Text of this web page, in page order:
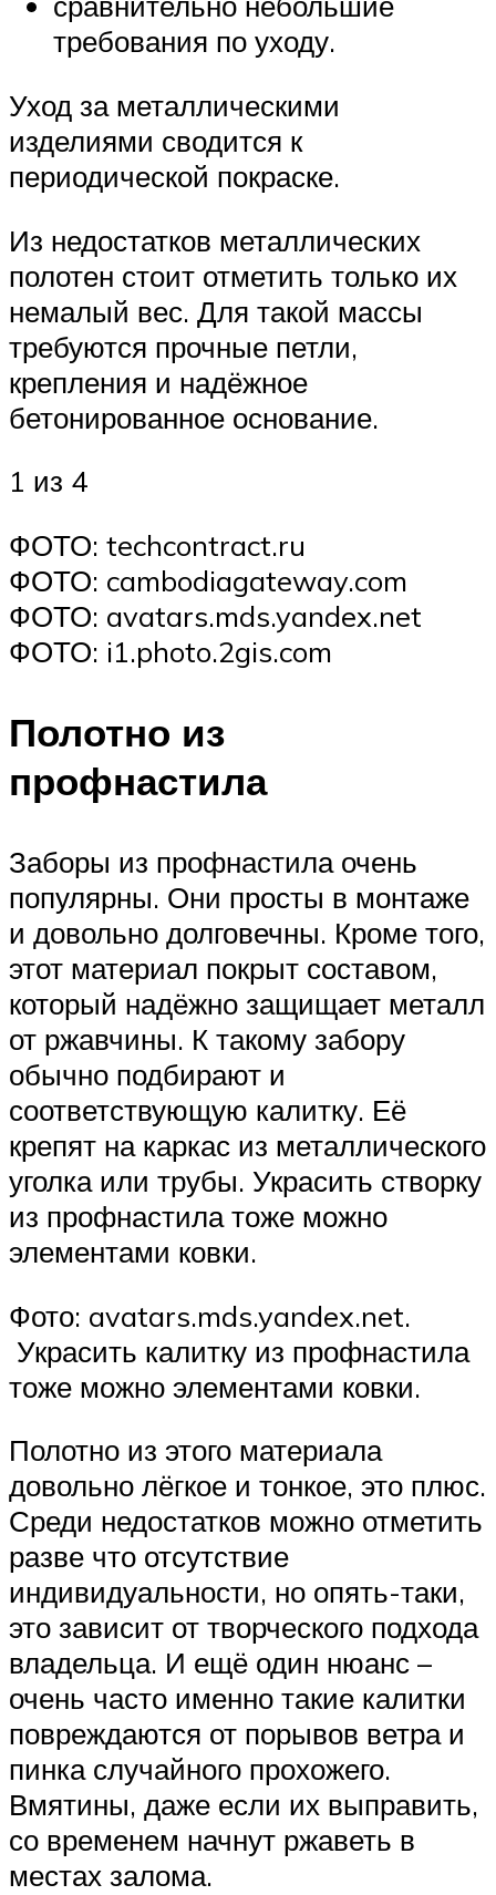
требования по уходу.
Уход за металлическими
изделиями сводится к
периодической покраске.
Из недостатков металлических
полотен стоит отметить только их
немалый вес. Для такой массы
требуются прочные петли,
крепления и надёжное
бетонированное основание.
1 из 4
ФОТО: techcontract.ru
ФОТО: cambodiagateway.com
ФОТО: avatars.mds.yandex.net
ФОТО: i1.photo.2gis.com
Полотно из
профнастила
Заборы из профнастила очень
популярны. Они просты в монтаже
и довольно долговечны. Кроме того,
этот материал покрыт составом,
который надёжно защищает металл
от ржавчины. К такому забору
обычно подбирают и
соответствующую калитку. Её
крепят на каркас из металлического
уголка или трубы. Украсить створку
из профнастила тоже можно
элементами ковки.
Фото: avatars.mds.yandex.net.
Украсить калитку из профнастила
тоже можно элементами ковки.
Полотно из этого материала
довольно лёгкое и тонкое, это плюс.
Среди недостатков можно отметить
разве что отсутствие
индивидуальности, но опять-таки,
это зависит от творческого подхода
владельца. И ещё один нюанс –
очень часто именно такие калитки
повреждаются от порывов ветра и
пинка случайного прохожего.
Вмятины, даже если их выправить,
со временем начнут ржаветь в
местах залома.